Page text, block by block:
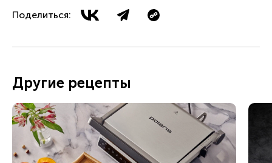
Поделиться:
Другие рецепты